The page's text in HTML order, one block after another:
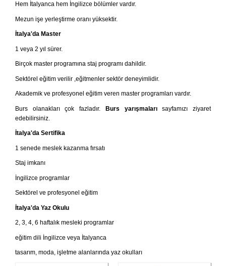
Hem İtalyanca hem İngilizce bölümler vardır.
Mezun işe yerleştirme oranı yüksektir.
İtalya'da Master
1 veya 2 yıl sürer.
Birçok master programına staj programı dahildir.
Sektörel eğitim verilir ,eğitmenler sektör deneyimlidir.
Akademik ve profesyonel eğitim veren master programları vardır.
Burs olanakları çok fazladır. Burs yarışmalarısayfamızı ziyaret
edebilirsiniz.
İtalya'da Sertifika
1 senede meslek kazanma fırsatı
Staj imkanı
İngilizce programlar
Sektörel ve profesyonel eğitim
İtalya'da Yaz Okulu
2, 3, 4, 6 haftalık mesleki programlar
eğitim dili İngilizce veya İtalyanca
tasarım, moda, işletme alanlarında yaz okulları